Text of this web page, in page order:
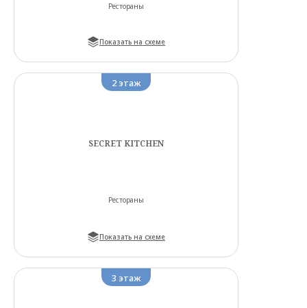
Рестораны
Показать на схеме
2этаж
SECRET KITCHEN
Рестораны
Показать на схеме
3 этаж